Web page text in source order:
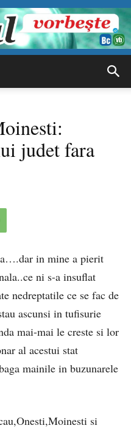
judet fara
in mine a pierit
ni s-a insuflat
nedreptatile ce se fac de
ascunsi in tufisurie
mai-mai le creste si lor
al acestui stat
mainile in buzunarele
si